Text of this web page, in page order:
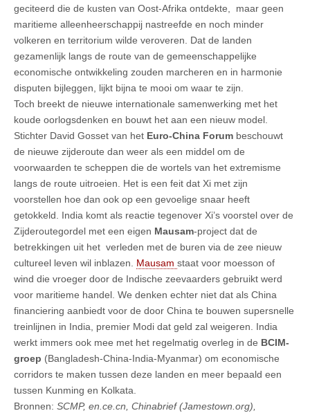
geciteerd die de kusten van Oost-Afrika ontdekte, maar geen
maritieme alleenheerschappij nastreefde en noch minder
volkeren en territorium wilde veroveren. Dat de landen
gezamenlijk langs de route van de gemeenschappelijke
economische ontwikkeling zouden marcheren en in harmonie
disputen bijleggen, lijkt bijna te mooi om waar te zijn.
Toch breekt de nieuwe internationale samenwerking met het
koude oorlogsdenken en bouwt het aan een nieuw model.
Stichter David Gosset van het Euro-China Forum beschouwt
de nieuwe zijderoute dan weer als een middel om de
voorwaarden te scheppen die de wortels van het extremisme
langs de route uitroeien. Het is een feit dat Xi met zijn
voorstellen hoe dan ook op een gevoelige snaar heeft
getokkeld. India komt als reactie tegenover Xi’s voorstel over de
Zijderoutegordel met een eigen Mausam-project dat de
betrekkingen uit het verleden met de buren via de zee nieuw
cultureel leven wil inblazen. Mausam staat voor moesson of
wind die vroeger door de Indische zeevaarders gebruikt werd
voor maritieme handel. We denken echter niet dat als China
financiering aanbiedt voor de door China te bouwen supersnelle
treinlijnen in India, premier Modi dat geld zal weigeren. India
werkt immers ook mee met het regelmatig overleg in de BCIM-
groep (Bangladesh-China-India-Myanmar) om economische
corridors te maken tussen deze landen en meer bepaald een
tussen Kunming en Kolkata.
Bronnen: SCMP, en.ce.cn, Chinabrief (Jamestown.org),